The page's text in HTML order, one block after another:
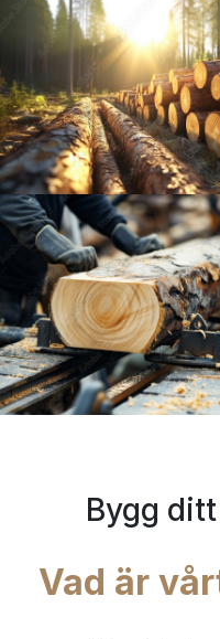
Bygg
Vad är